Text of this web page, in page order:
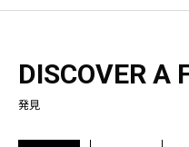
DISCOVER A
発見